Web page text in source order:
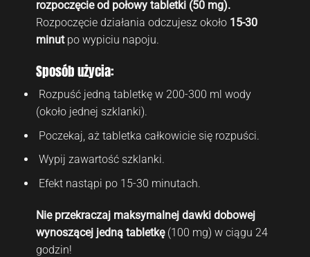
rozpoczęcie od połowy tabletki (50 mg).
Rozpoczęcie działania odczujesz około 15-30
minutpo wypiciu napoju.
Sposób użycia:
Rozpuść jedną tabletkę w 200-300 ml wody
(około jednej szklanki).
Poczekaj, aż tabletka całkowicie się rozpuści.
Wypij zawartość szklanki.
Efekt nastąpi po 15-30 minutach.
Nie przekraczaj maksymalnej dawki dobowej
wynoszącej jedną tabletkę(100 mg) w ciągu 24
godzin!